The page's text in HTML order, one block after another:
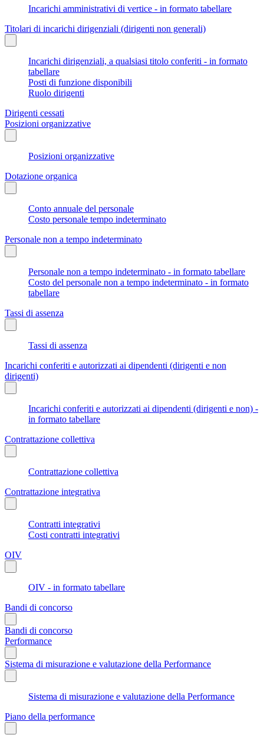
Incarichi amministrativi di vertice - in formato tabellare
Titolari di incarichi dirigenziali (dirigenti non generali)
Incarichi dirigenziali, a qualsiasi titolo conferiti - in formato
tabellare
Posti di funzione disponibili
Ruolo dirigenti
Dirigenti cessati
Posizioni organizzative
Posizioni organizzative
Dotazione organica
Conto annuale del personale
Costo personale tempo indeterminato
Personale non a tempo indeterminato
Personale non a tempo indeterminato - in formato tabellare
Costo del personale non a tempo indeterminato - in formato
tabellare
Tassi di assenza
Tassi di assenza
Incarichi conferiti e autorizzati ai dipendenti (dirigenti e non
dirigenti)
Incarichi conferiti e autorizzati ai dipendenti (dirigenti e non) -
in formato tabellare
Contrattazione collettiva
Contrattazione collettiva
Contrattazione integrativa
Contratti integrativi
Costi contratti integrativi
OIV
OIV - in formato tabellare
Bandi di concorso
Bandi di concorso
Performance
Sistema di misurazione e valutazione della Performance
Sistema di misurazione e valutazione della Performance
Piano della performance